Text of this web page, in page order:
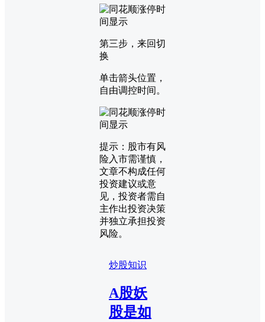
第三步，来回切
换
单击箭头位置，
自由调控时间。
提示：股市有风
险入市需谨慎，
文章不构成任何
投资建议或意
见，投资者需自
主作出投资决策
并独立承担投资
风险。
炒股知识
A股妖
股是如